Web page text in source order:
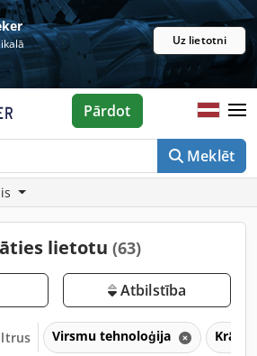
Uz lietotni
Meklēt
Pārdot
lietotu (63)
Atbilstība
Virsmu tehnoloģija